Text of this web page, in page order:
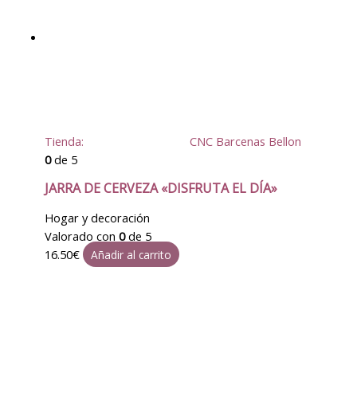
Tienda:
CNC Barcenas Bellon
0de 5
JARRA DE CERVEZA «DISFRUTA EL DÍA»
Hogar y decoración
Valorado con 0de 5
16.50€ Añadir al carrito